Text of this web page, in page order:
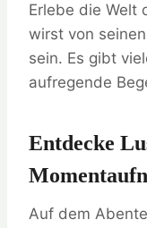
Erlebe die Welt
wirst von
sein. Es gibt
aufregende
Entdecke
Auf dem